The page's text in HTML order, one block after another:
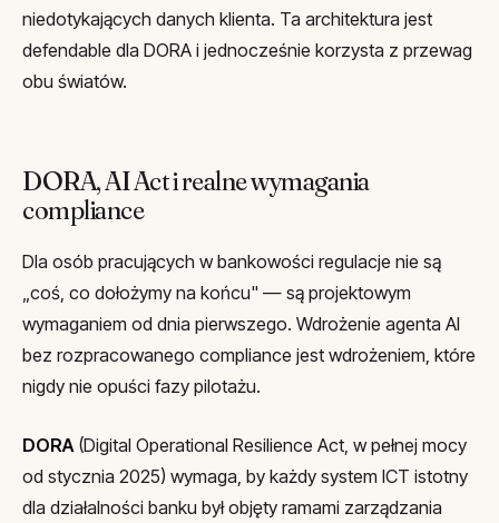
niedotykających danych klienta. Ta architektura jest
defendable dla DORA i jednocześnie korzysta z przewag
obu światów.
DORA, AI Act i realne wymagania
compliance
Dla osób pracujących w bankowości regulacje nie są
„coś, co dołożymy na końcu" — są projektowym
wymaganiem od dnia pierwszego. Wdrożenie agenta AI
bez rozpracowanego compliance jest wdrożeniem, które
nigdy nie opuści fazy pilotażu.
DORA (Digital Operational Resilience Act, w pełnej mocy
od stycznia 2025) wymaga, by każdy system ICT istotny
dla działalności banku był objęty ramami zarządzania